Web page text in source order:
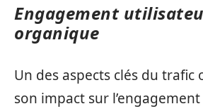
Engagement
organique
Un des aspects clés du trafic
son impact sur